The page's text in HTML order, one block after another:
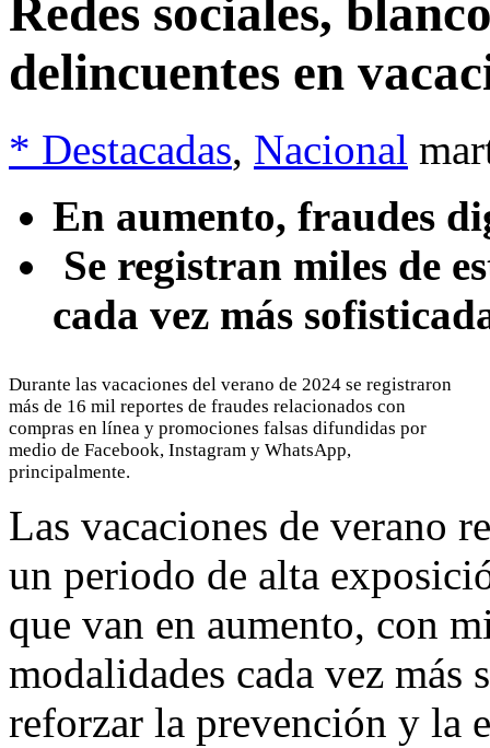
Redes sociales,
delincuentes en
* Destacadas, Nacional
En aumento, fraudes
Se registran miles de
cada vez más
Durante las vacaciones del verano de 2024 se registraron
más de 16 mil reportes de fraudes relacionados con
compras en línea y promociones falsas difundidas por
medio de Facebook, Instagram y WhatsApp,
principalmente.
Las vacaciones de verano
un periodo de alta
que van en aumento, con
modalidades cada vez más
reforzar la prevención y la